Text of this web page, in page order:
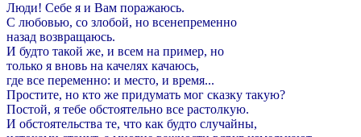
Люди! Себе я и Вам поражаюсь.
С любовью, со злобой, но всенепременно
назад возвращаюсь.
И будто такой же, и всем на пример, но
только я вновь на качелях качаюсь,
где все переменно: и место, и время...
Простите, но кто же придумать мог сказку такую?
Постой, я тебе обстоятельно все растолкую.
И обстоятельства те, что как будто случайны,